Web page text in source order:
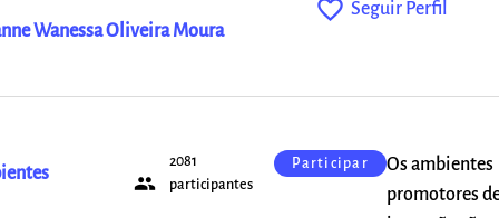
Wanessa Oliveira Moura
favorite_outline Seguir Perfil
people
2081
participantes
Participar
Os ambientes
promotores